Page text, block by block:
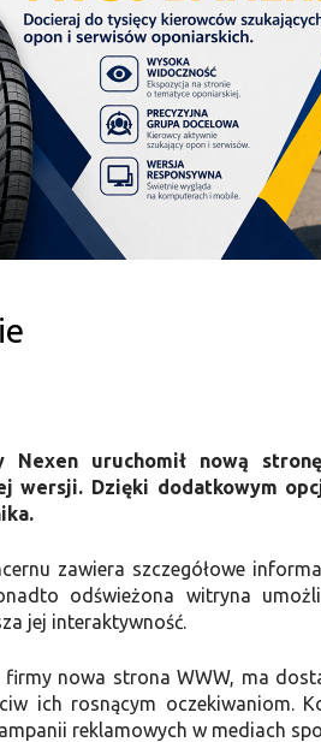
Nexen uruchomił nową
wersji. Dzięki dodatkowym
zawiera szczegółowe
odświeżona witryna
jej interaktywność.
nowa strona WWW, ma
ich rosnącym oczekiwaniom.
reklamowych w mediach